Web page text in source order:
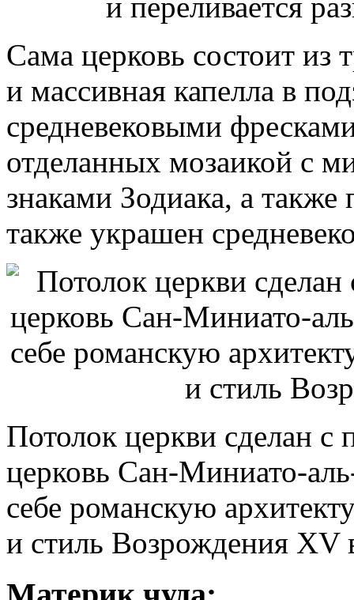
Сама церковь состоит из
и массивная капелла в
средневековыми
отделанных мозаикой с
знаками Зодиака, а также
также украшен
Потолок церкви сделан
церковь Сан-Миниато-
себе романскую
и стиль Возрождения XV